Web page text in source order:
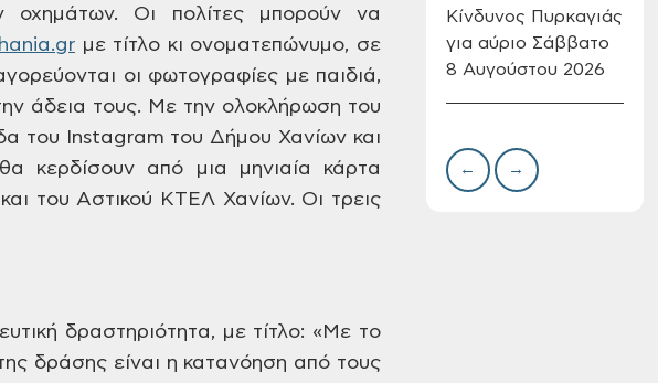
οχημάτων. Οι πολίτες μπορούν να
.gr με τίτλο κι ονοματεπώνυμο, σε
οι φωτογραφίες με παιδιά,
άδεια τους. Με την ολοκλήρωση του
του Instagram του Δήμου Χανίων και
κερδίσουν από μια μηνιαία κάρτα
του Αστικού ΚΤΕΛ Χανίων. Οι τρεις
δραστηριότητα, με τίτλο: «Με το
δράσης είναι η κατανόηση από τους
Επαναλειτουργία
του συστήματος
SeaTrac στην
Κίνδυνος Πυρκαγιάς
για αύριο Σάββατο
8 Αυγούστου 2026
← →